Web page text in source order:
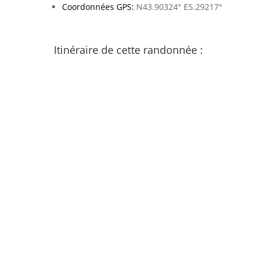
Coordonnées GPS: N43.90324° E5.29217°
Itinéraire de cette randonnée :